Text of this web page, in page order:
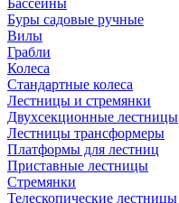
Бассейны
Буры садовые ручные
Вилы
Грабли
Колеса
Стандартные колеса
Лестницы и стремянки
Двухсекционные лестницы
Лестницы трансформеры
Платформы для лестниц
Приставные лестницы
Стремянки
Телескопические лестницы